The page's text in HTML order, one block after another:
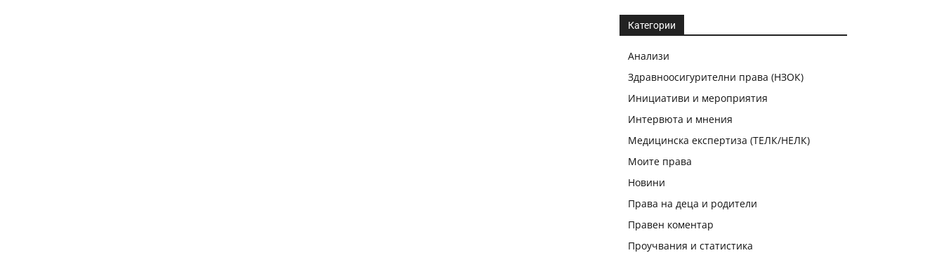
Категории
Анализи
Здравноосигурителни права (НЗОК)
Инициативи и мероприятия
Интервюта и мнения
Медицинска експертиза (ТЕЛК/НЕЛК)
Моите права
Новини
Права на деца и родители
Правен коментар
Проучвания и статистика